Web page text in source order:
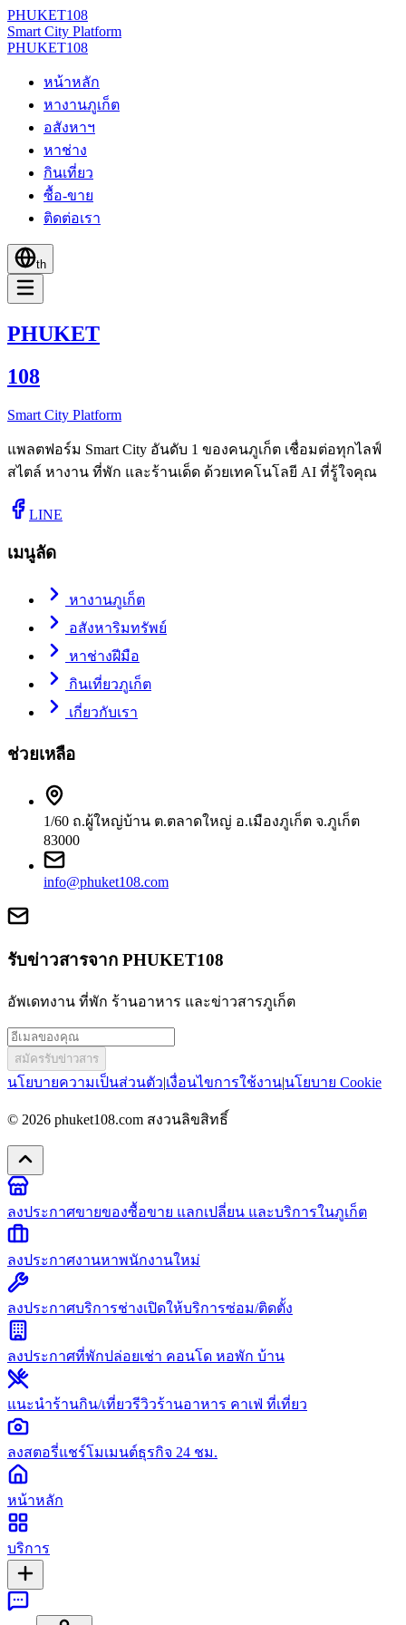
PHUKET108
Smart City Platform
PHUKET108
หน้าหลัก
หางานภูเก็ต
อสังหาฯ
หาช่าง
กินเที่ยว
ซื้อ-ขาย
ติดต่อเรา
th
PHUKET
108
Smart City Platform
แพลตฟอร์ม Smart City อันดับ 1 ของคนภูเก็ต เชื่อมต่อทุกไลฟ์
สไตล์ หางาน ที่พัก และร้านเด็ด ด้วยเทคโนโลยี AI ที่รู้ใจคุณ
LINE
เมนูลัด
หางานภูเก็ต
อสังหาริมทรัพย์
หาช่างฝีมือ
กินเที่ยวภูเก็ต
เกี่ยวกับเรา
ช่วยเหลือ
1/60 ถ.ผู้ใหญ่บ้าน ต.ตลาดใหญ่ อ.เมืองภูเก็ต จ.ภูเก็ต
83000
info@phuket108.com
รับข่าวสารจาก PHUKET108
อัพเดทงาน ที่พัก ร้านอาหาร และข่าวสารภูเก็ต
สมัครรับข่าวสาร
นโยบายความเป็นส่วนตัว|เงื่อนไขการใช้งาน|นโยบาย Cookie
© 2026 phuket108.com สงวนลิขสิทธิ์
ลงประกาศขายของซื้อขาย แลกเปลี่ยน และบริการในภูเก็ต
ลงประกาศงานหาพนักงานใหม่
ลงประกาศบริการช่างเปิดให้บริการซ่อม/ติดตั้ง
ลงประกาศที่พักปล่อยเช่า คอนโด หอพัก บ้าน
แนะนำร้านกิน/เที่ยวรีวิวร้านอาหาร คาเฟ่ ที่เที่ยว
ลงสตอรี่แชร์โมเมนต์ธุรกิจ 24 ชม.
หน้าหลัก
บริการ